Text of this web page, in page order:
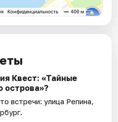
Квест: «Тайные
острова»?
встречи: улица Репина,